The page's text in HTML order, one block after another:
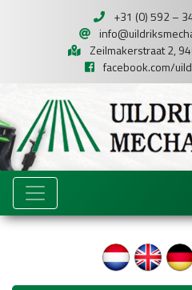
+31 (0) 592 –
Zeilmakerstraat 2,
facebook.com/